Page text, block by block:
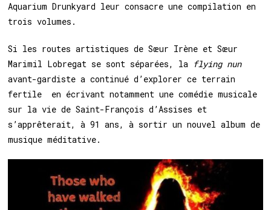
Aquarium Drunkyard leur consacre une compilation en
trois volumes.
Si les routes artistiques de Sœur Irène et Sœur
Marimil Lobregat se sont séparées, la flying nun
avant-gardiste a continué d’explorer ce terrain
fertile en écrivant notamment une comédie musicale
sur la vie de Saint-François d’Assises et
s’apprêterait, à 91 ans, à sortir un nouvel album de
musique méditative.